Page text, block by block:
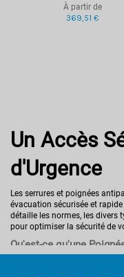
À partir de
369,51 €
Un Accès
d'Urgence
Les serrures et poignées
évacuation sécurisée et
détaille les normes, les divers
pour optimiser la sécurité de
Qu'est-ce qu'une